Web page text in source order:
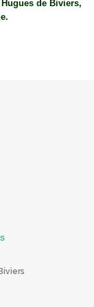
de Biviers,